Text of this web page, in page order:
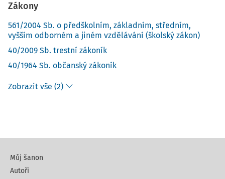
Zákony
561/2004 Sb. o předškolním, základním, středním,
vyšším odborném a jiném vzdělávání (školský zákon)
40/2009 Sb. trestní zákoník
40/1964 Sb. občanský zákoník
Zobrazit vše (2)
Můj šanon
Autoři